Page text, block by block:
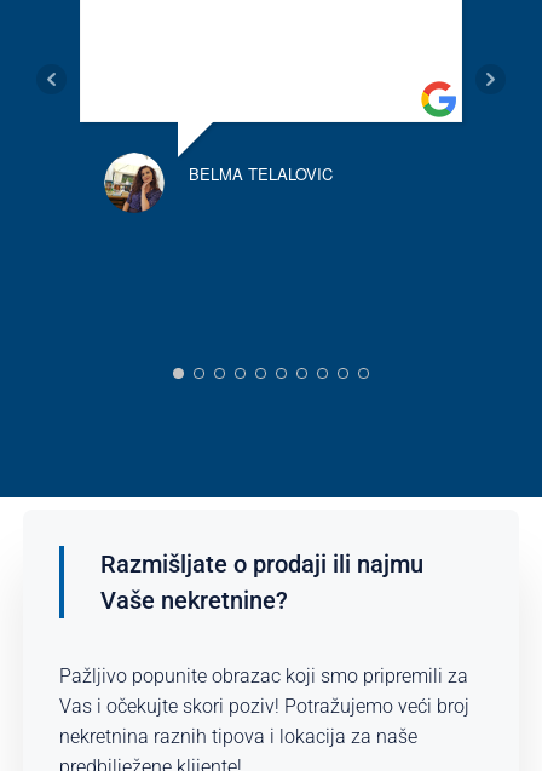
BELMA TELALOVIC
Razmišljate o prodaji ili najmu
Vaše nekretnine?
Pažljivo popunite obrazac koji smo pripremili za
Vas i očekujte skori poziv! Potražujemo veći broj
nekretnina raznih tipova i lokacija za naše
predbilježene klijente!